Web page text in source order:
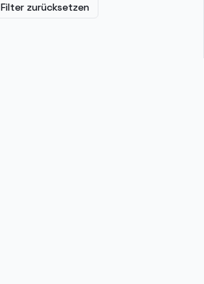
Filter zurücksetzen